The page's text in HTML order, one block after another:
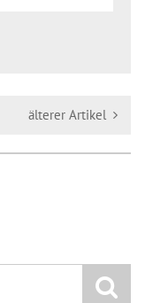
älterer Artikel